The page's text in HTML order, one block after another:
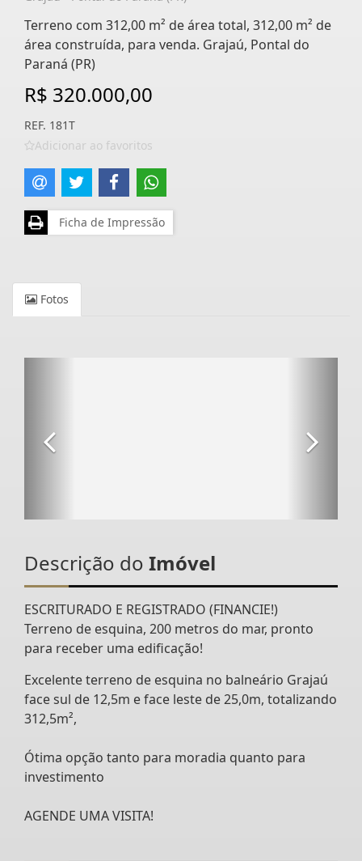
Terreno com 312,00 m² de área total, 312,00 m² de
área construída, para venda. Grajaú, Pontal do
Paraná (PR)
R$ 320.000,00
REF. 181T
Adicionar ao favoritos
Ficha de Impressão
Fotos
Descrição do Imóvel
ESCRITURADO E REGISTRADO (FINANCIE!)
Terreno de esquina, 200 metros do mar, pronto
para receber uma edificação!
Excelente terreno de esquina no balneário Grajaú
face sul de 12,5m e face leste de 25,0m, totalizando
312,5m²,
Ótima opção tanto para moradia quanto para
investimento
AGENDE UMA VISITA!